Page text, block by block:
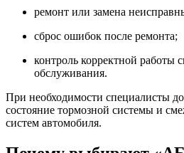
ремонт или замена
сброс ошибок после ремонта;
контроль корректной работы
обслуживания.
При необходимости специалисты
состояние тормозной системы и
систем автомобиля.